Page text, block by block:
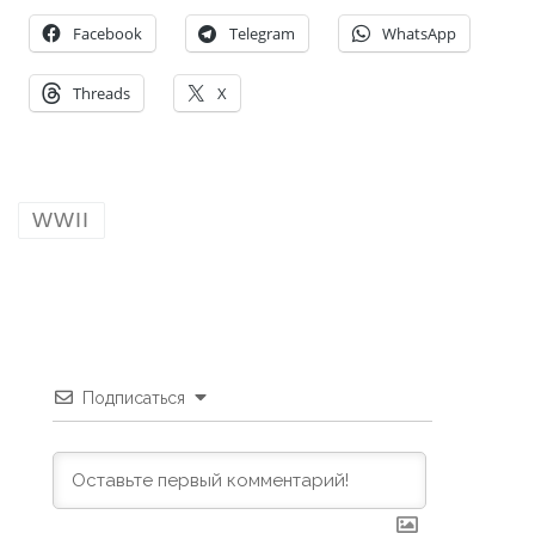
Facebook Telegram WhatsApp
Threads X
WWII
Подписаться